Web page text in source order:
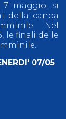
maggio, si
della canoa
Nel
le finali delle
07/05